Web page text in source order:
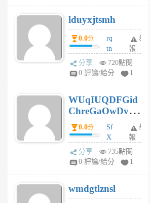
月
前
lduyxjtsmh
0.0分
rq
tn
jt
gl
個
月
前
舉
報
分享
720點閱
0 評論/給分
1
WUqIUQDFGid
ChreGaOwDv
dY0.0分
Sf
X
Pe
Jc
R
P
舉
報
分享
735點閱
0 評論/給分
1
wmdgtlznsl